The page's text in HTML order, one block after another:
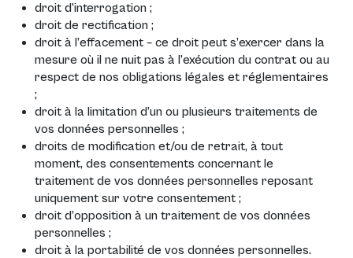
droit d’interrogation ;
droit de rectification ;
droit à l’effacement – ce droit peut s’exercer dans la
mesure où il ne nuit pas à l’exécution du contrat ou au
respect de nos obligations légales et réglementaires
;
droit à la limitation d’un ou plusieurs traitements de
vos données personnelles ;
droits de modification et/ou de retrait, à tout
moment, des consentements concernant le
traitement de vos données personnelles reposant
uniquement sur votre consentement ;
droit d’opposition à un traitement de vos données
personnelles ;
droit à la portabilité de vos données personnelles.